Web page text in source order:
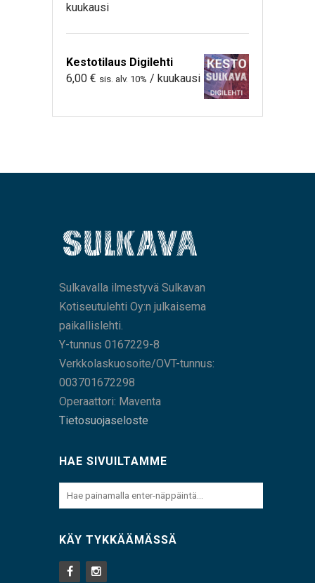
kuukausi
Kestotilaus Digilehti
6,00 € sis. alv. 10% / kuukausi
Sulkavalla ilmestyvä Sulkavan
Kotiseutulehti Oy:n julkaisema
paikallislehti.
Y-tunnus 0167229-8
Verkkolaskuosoite/OVT-tunnus:
003701672298
Operaattori: Maventa
Tietosuojaseloste
HAE SIVUILTAMME
KÄY TYKKÄÄMÄSSÄ